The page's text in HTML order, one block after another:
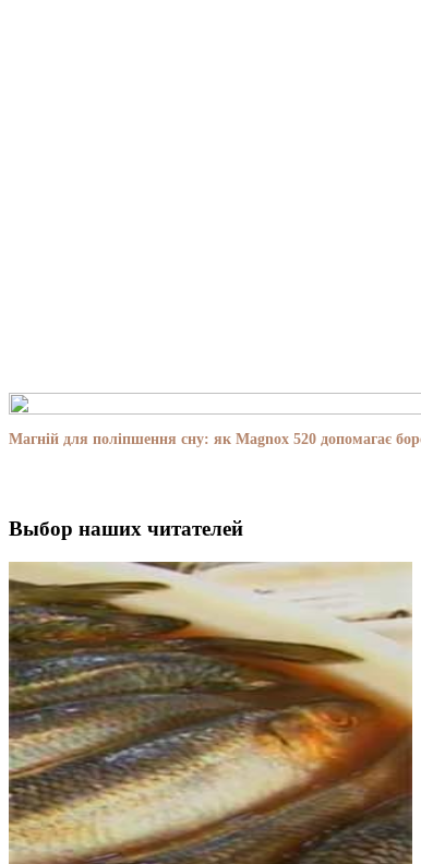
Магній для поліпшення сну: як Magnox 520 допомагає
Выбор наших читателей